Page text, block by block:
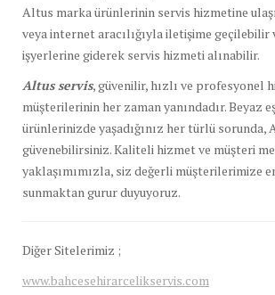
Altus marka ürünlerinin servis hizmetine
veya internet aracılığıyla iletişime geçilebilir
işyerlerine giderek servis hizmeti alınabilir.
Altus servis, güvenilir, hızlı ve profesyonel
müşterilerinin her zaman yanındadır. Beyaz
ürünlerinizde yaşadığınız her türlü sorunda,
güvenebilirsiniz. Kaliteli hizmet ve müşteri
yaklaşımımızla, siz değerli müşterilerimize
sunmaktan gurur duyuyoruz.
Diğer Sitelerimiz ;
www.bahcesehirarcelikservis.com